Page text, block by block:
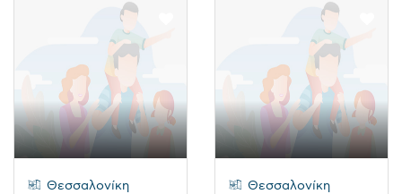
Θεσσαλονίκη Θεσσαλονίκη